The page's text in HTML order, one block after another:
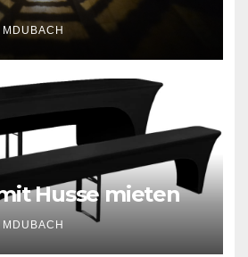
MDUBACH
Husse mieten
MDUBACH